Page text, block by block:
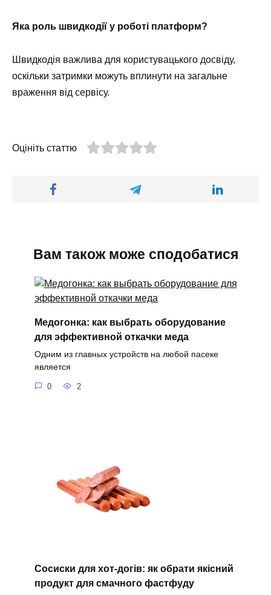
Яка роль швидкодії у роботі платформ?
Швидкодія важлива для користувацького досвіду,
оскільки затримки можуть вплинути на загальне
враження від сервісу.
Оцініть статтю
Вам також може сподобатися
Медогонка: как выбрать оборудование
для эффективной откачки меда
Одним из главных устройств на любой пасеке
является
0 2
Сосиски для хот-догів: як обрати якісний
продукт для смачного фастфуду